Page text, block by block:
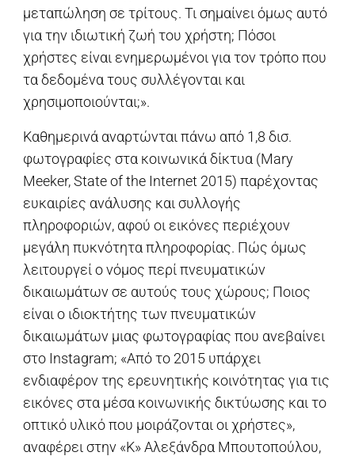
μεταπώληση σε τρίτους. Τι σημαίνει όμως αυτό
για την ιδιωτική ζωή του χρήστη; Πόσοι
χρήστες είναι ενημερωμένοι για τον τρόπο που
τα δεδομένα τους συλλέγονται και
χρησιμοποιούνται;».
Καθημερινά αναρτώνται πάνω από 1,8 δισ.
φωτογραφίες στα κοινωνικά δίκτυα (Mary
Meeker, State of the Internet 2015) παρέχοντας
ευκαιρίες ανάλυσης και συλλογής
πληροφοριών, αφού οι εικόνες περιέχουν
μεγάλη πυκνότητα πληροφορίας. Πώς όμως
λειτουργεί ο νόμος περί πνευματικών
δικαιωμάτων σε αυτούς τους χώρους; Ποιος
είναι ο ιδιοκτήτης των πνευματικών
δικαιωμάτων μιας φωτογραφίας που ανεβαίνει
στο Instagram; «Από το 2015 υπάρχει
ενδιαφέρον της ερευνητικής κοινότητας για τις
εικόνες στα μέσα κοινωνικής δικτύωσης και το
οπτικό υλικό που μοιράζονται οι χρήστες»,
αναφέρει στην «Κ» Αλεξάνδρα Μπουτοπούλου,